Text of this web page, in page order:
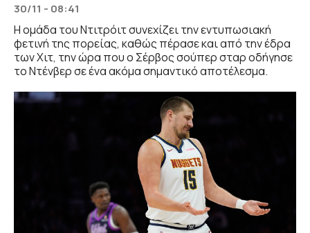
30/11 - 08:41
Η ομάδα του Ντιτρόιτ συνεχίζει την εντυπωσιακή
φετινή της πορείας, καθώς πέρασε και από την έδρα
των Χιτ, την ώρα που ο Σέρβος σούπερ σταρ οδήγησε
το Ντένβερ σε ένα ακόμα σημαντικό αποτέλεσμα.